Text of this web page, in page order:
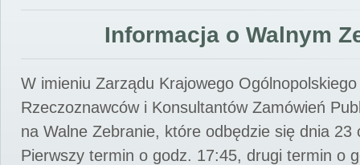
Informacja o Walnym
W imieniu Zarządu Krajowego
Rzeczoznawców i Konsultantów Zamówień
na Walne Zebranie, które odbędzie się dnia 23
Pierwszy termin o godz. 17:45, drugi termin o